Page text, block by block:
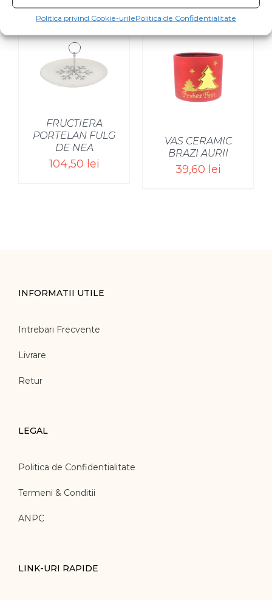
Politica privind Cookie-urilePolitica de Confidentialitate
FRUCTIERA
PORTELAN FULG
DE NEA
104,50 lei
SELECT OPTIONS
/
VAS CERAMIC
BRAZI AURII
39,60 lei
INFORMATII UTILE
Intrebari Frecvente
Livrare
Retur
LEGAL
Politica de Confidentialitate
Termeni & Conditii
ANPC
LINK-URI RAPIDE